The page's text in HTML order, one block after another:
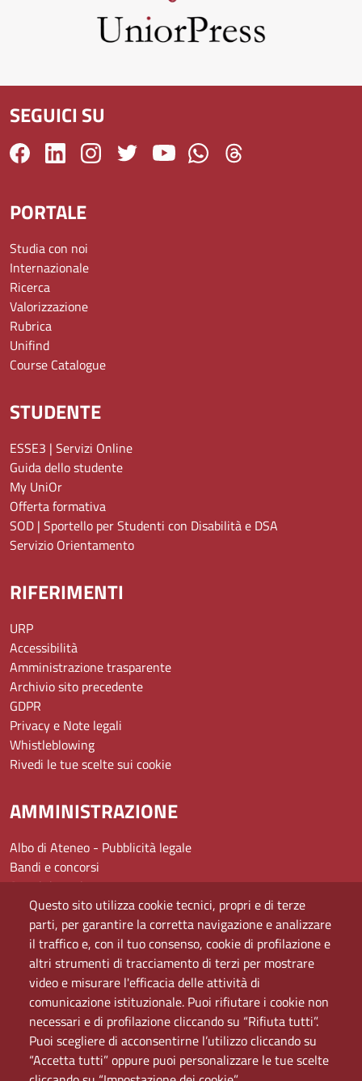
Questo sito utilizza cookie tecnici, propri e di terze
parti, per garantire la corretta navigazione e analizzare
il traffico e, con il tuo consenso, cookie di profilazione e
altri strumenti di tracciamento di terzi per mostrare
video e misurare l'efficacia delle attività di
comunicazione istituzionale. Puoi rifiutare i cookie non
necessari e di profilazione cliccando su “Rifiuta tutti”.
Puoi scegliere di acconsentirne l’utilizzo cliccando su
“Accetta tutti” oppure puoi personalizzare le tue scelte
SEGUICI SU
PORTALE
Studia con noi
Internazionale
Ricerca
Valorizzazione
Rubrica
Unifind
Course Catalogue
STUDENTE
ESSE3 | Servizi Online
Guida dello studente
My UniOr
Offerta formativa
SOD | Sportello per Studenti con Disabilità e DSA
Servizio Orientamento
RIFERIMENTI
URP
Accessibilità
Amministrazione trasparente
Archivio sito precedente
GDPR
Privacy e Note legali
Whistleblowing
Rivedi le tue scelte sui cookie
AMMINISTRAZIONE
Albo di Ateneo - Pubblicità legale
Bandi e concorsi
Amministrazione
Assistenza
Domande frequenti (FAQ)
Elenco dei siti tematici
Mappa del sito
PEC
Rete Wi-Fi Eduroam
Servizio Proxy
Guida all’uso del portale